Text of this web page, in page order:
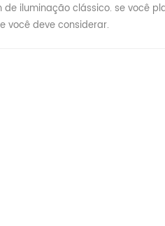
iluminação clássico. se você
você deve considerar.